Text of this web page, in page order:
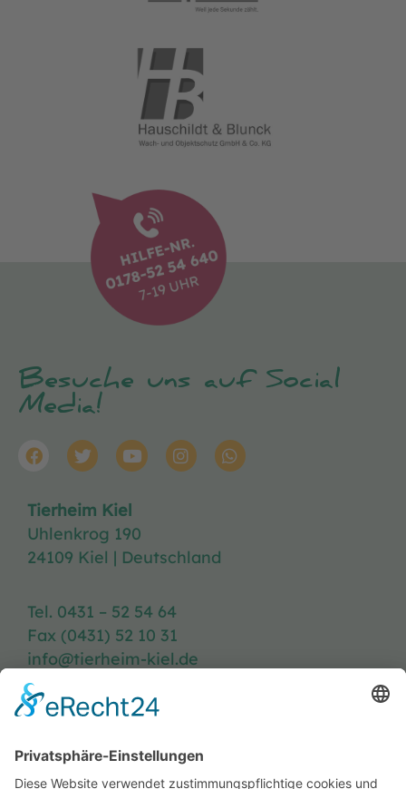
Besuche uns auf Social
Media!
Tierheim Kiel
Uhlenkrog 190
24109 Kiel | Deutschland
Tel. 0431 – 52 54 64
Fax (0431) 52 10 31
info@tierheim-kiel.de
Spenden
Kontakt & Anfahrt